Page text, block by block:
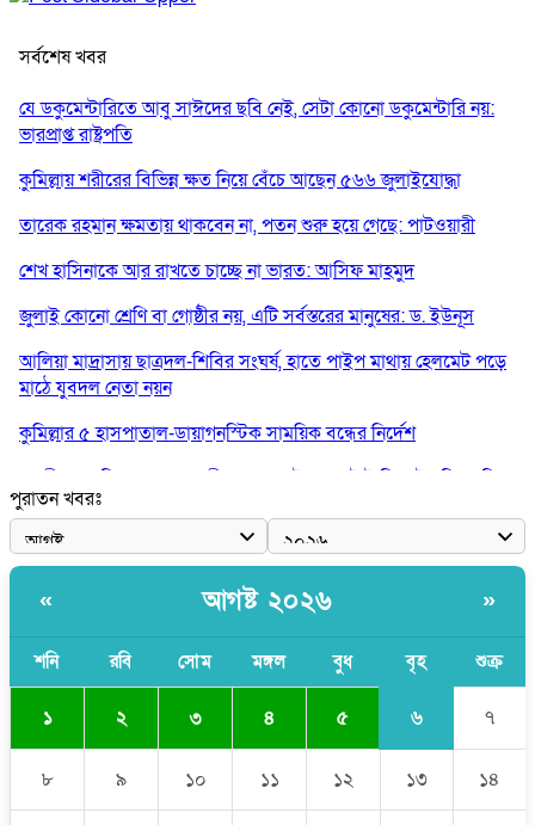
সর্বশেষ খবর
যে ডকুমেন্টারিতে আবু সাঈদের ছবি নেই, সেটা কোনো ডকুমেন্টারি নয়:
ভারপ্রাপ্ত রাষ্ট্রপতি
কুমিল্লায় শরীরের বিভিন্ন ক্ষত নিয়ে বেঁচে আছেন ৫৬৬ জুলাইযোদ্ধা
তারেক রহমান ক্ষমতায় থাকবেন না, পতন শুরু হয়ে গেছে: পাটওয়ারী
শেখ হাসিনাকে আর রাখতে চাচ্ছে না ভারত: আসিফ মাহমুদ
জুলাই কোনো শ্রেণি বা গোষ্ঠীর নয়, এটি সর্বস্তরের মানুষের: ড. ইউনূস
আলিয়া মাদ্রাসায় ছাত্রদল-শিবির সংঘর্ষ, হাতে পাইপ মাথায় হেলমেট পড়ে
মাঠে যুবদল নেতা নয়ন
কুমিল্লার ৫ হাসপাতাল-ডায়াগনস্টিক সাময়িক বন্ধের নির্দেশ
পরকীয়ার অভিযোগে গ্রামবাসীর হাতে আটক কনটেন্ট ক্রিয়েটর রিপন মিয়া
হরমুজের আকাশে ৩ কোটি ডলারের মার্কিন ড্রোন ধ্বংস করল ইরান
‘ইয়া আল্লাহ! ডাকসু ভিপি সাদিক কাইয়ুমের সম্মান রক্ষা করো’
পুরাতন খবরঃ
« আগষ্ট ২০২৬ »
শনি রবি সোম মঙ্গল বুধ বৃহ শুক্র
১ ২ ৩ ৪ ৫ ৬ ৭
৮ ৯ ১০ ১১ ১২ ১৩ ১৪